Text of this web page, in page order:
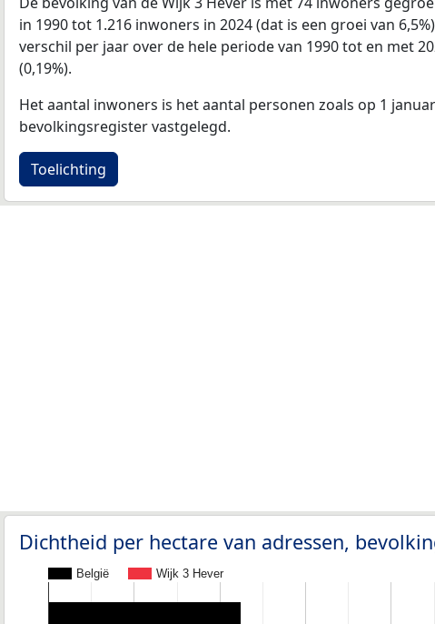
in 1990 tot 1.216 inwoners in 2024 (dat is een groei van
verschil per jaar over de hele periode van 1990 tot en met
(0,19%).
Het aantal inwoners is het aantal personen zoals op 1
bevolkingsregister vastgelegd.
Toelichting
Dichtheid per hectare van adressen,
België Wijk 3 Hever